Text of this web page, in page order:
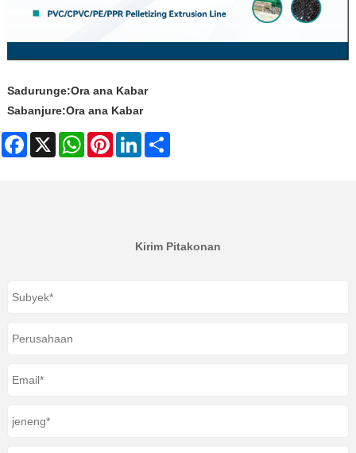
Sadurunge:Ora ana Kabar
Sabanjure:Ora ana Kabar
Facebook
X WhatsAppPinterestLinkedIn
Kirim Pitakonan